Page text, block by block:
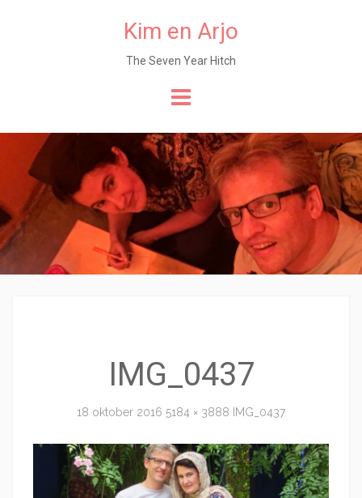
Kim en Arjo
The Seven Year Hitch
content
IMG_0437
18 oktober 2016 5184 × 3888 IMG_0437